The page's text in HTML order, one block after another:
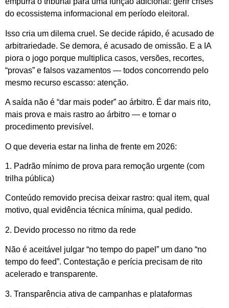
do ecossistema informacional em período eleitoral.
Isso cria um dilema cruel. Se decide rápido, é acusado de
arbitrariedade. Se demora, é acusado de omissão. E a IA
piora o jogo porque multiplica casos, versões, recortes,
“provas” e falsos vazamentos — todos concorrendo pelo
mesmo recurso escasso: atenção.
A saída não é “dar mais poder” ao árbitro. É dar mais rito,
mais prova e mais rastro ao árbitro — e tornar o
procedimento previsível.
O que deveria estar na linha de frente em 2026:
1. Padrão mínimo de prova para remoção urgente (com
trilha pública)
Conteúdo removido precisa deixar rastro: qual item, qual
motivo, qual evidência técnica mínima, qual pedido.
2. Devido processo no ritmo da rede
Não é aceitável julgar “no tempo do papel” um dano “no
tempo do feed”. Contestação e perícia precisam de rito
acelerado e transparente.
3. Transparência ativa de campanhas e plataformas